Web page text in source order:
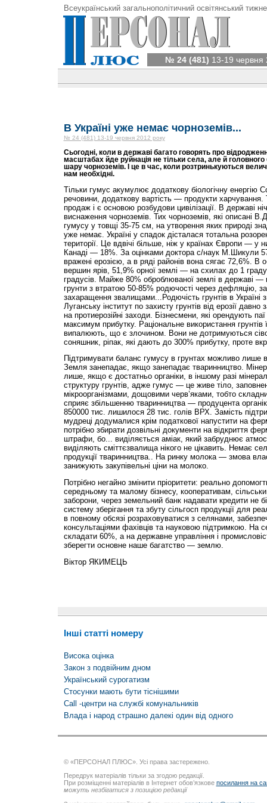
Всеукраїнський загальнополітичний освітянський
№ 24 (481) 13-19 червня
В Україні уже немає чорноземів...
№ 24 (481) 13-19 червня 2012 року
Сьогодні, коли в державі багато говорять про
масштабах йде руйнація не тільки села, але й
шару чорноземів. І це в час, коли розтринькуються
нам необхідні.
Тільки гумус акумулює додаткову біологічну енергію
речовини, додаткову вартість — продукти
продаж і є основою розбудови цивілізації. В державі
виснаження чорноземів. Тих чорноземів, які описані
гумусу у товщі 35-75 см, на утворення яких природі
уже немає. Україні у спадок дісталася тотальна
території. Це вдвічі більше, ніж у країнах Європи — у
Канаді — 18%. За оцінками доктора с/наук М.Шикули
вражені ерозією, а в ряді районів вона сягає 72,6%. В
вершин ярів, 51,9% орної землі — на схилах до 1
градусів. Майже 80% оброблюваної землі в державі —
грунти з втратою 50-85% родючості через дефляцію,
захаращення звалищами...Родючість грунтів в
Луганську інститут по захисту грунтів від ерозії
на протиерозійні заходи. Бізнесмени, які орендують
максимум прибутку. Раціональне використання
випалюють, що є злочином. Вони не дотримуються
соняшник, ріпак, які дають до 300% прибутку, проте
Підтримувати баланс гумусу в грунтах можливо лише
Земля занепадає, якщо занепадає тваринництво.
лише, якщо є достатньо органіки, в іншому разі
структуру грунтів, адже гумус — це живе тіло,
мікроорганізмами, дощовими черв’яками, тобто
сприяє збільшенню тваринництва — продуцента
850000 тис. лишилося 28 тис. голів ВРХ. Замість
мудреці додумалися крім податкової напустити на
потрібно збирати дозвільні документи на відкриття
штрафи, бо... виділяється аміак, який забруднює
виділяють сміттєзвалища нікого не цікавить. Немає
продукції тваринництва.. На ринку молока — змова
занижують закупівельні ціни на молоко.
Потрібно негайно змінити пріоритети: реально
середньому та малому бізнесу, кооперативам,
заборони, через земельний банк надавати кредити не
систему зберігання та збуту сільгосп продукції для
в повному обсязі розраховуватися з селянами,
консультаціями фахівців та науковою підтримкою. На
складати 60%, а на державне управління і
зберегти основне наше багатство — землю.
Віктор ЯКИМЕЦЬ
Інші статті номеру
Висока оцінка
Закон з подвійним дном
Український сурогатизм
Стосунки мають бути тіснішими
Call -центри на службі комунальників
Влада і народ страшно далекі один від одного
© «ПЕРСОНАЛ ПЛЮС». Усі права застережено.
Передрук матеріалів тільки за згодою редакції.
При розміщенні матеріалів в Інтернет обов’язкове посилання на
можуть незбігатися з позицією редакції